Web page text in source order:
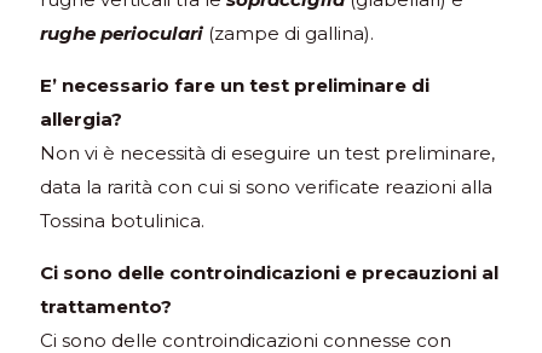
rughe perioculari (zampe di gallina).
E’ necessario fare un test preliminare di
allergia?
Non vi è necessità di eseguire un test preliminare,
data la rarità con cui si sono verificate reazioni alla
Tossina botulinica.
Ci sono delle controindicazioni e precauzioni al
trattamento?
Ci sono delle controindicazioni connesse con